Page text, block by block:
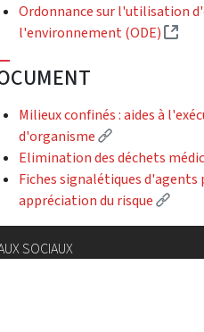
Ordonnance sur l'utilisation
l'environnement (ODE)
Milieux confinés : aides à
d'organisme
(External link)
Elimination des déchets
Fiches signalétiques
appréciation du risque
SOCIAUX